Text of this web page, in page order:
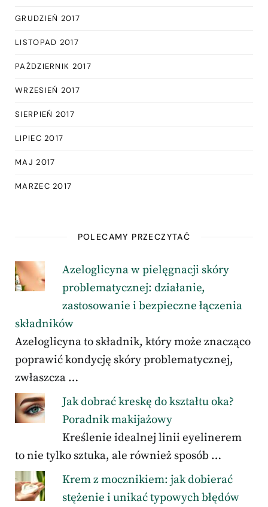
GRUDZIEŃ 2017
LISTOPAD 2017
PAŹDZIERNIK 2017
WRZESIEŃ 2017
SIERPIEŃ 2017
LIPIEC 2017
MAJ 2017
MARZEC 2017
POLECAMY PRZECZYTAĆ
Azeloglicyna w pielęgnacji skóry
problematycznej: działanie,
zastosowanie i bezpieczne łączenia
składników
Azeloglicyna to składnik, który może znacząco
poprawić kondycję skóry problematycznej,
zwłaszcza …
Jak dobrać kreskę do kształtu oka?
Poradnik makijażowy
Kreślenie idealnej linii eyelinerem
to nie tylko sztuka, ale również sposób …
Krem z mocznikiem: jak dobierać
stężenie i unikać typowych błędów